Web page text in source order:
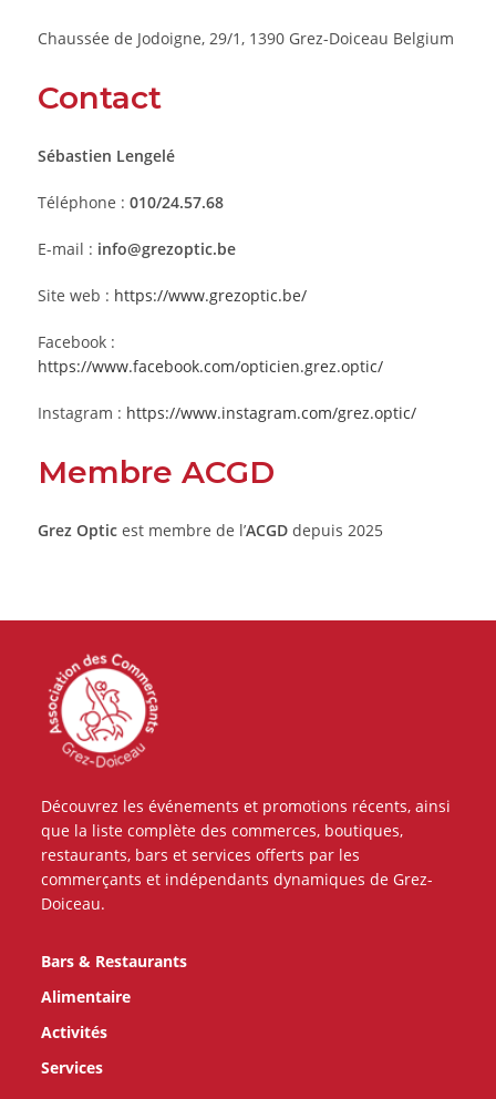
Chaussée de Jodoigne, 29/1, 1390 Grez-Doiceau Belgium
Contact
Sébastien Lengelé
Téléphone : 010/24.57.68
E-mail : info@grezoptic.be
Site web : https://www.grezoptic.be/
Facebook :
https://www.facebook.com/opticien.grez.optic/
Instagram : https://www.instagram.com/grez.optic/
Membre ACGD
Grez Opticest membre de l’ACGDdepuis 2025
Découvrez les événements et promotions récents, ainsi
que la liste complète des commerces, boutiques,
restaurants, bars et services offerts par les
commerçants et indépendants dynamiques de Grez-
Doiceau.
Bars & Restaurants
Alimentaire
Activités
Services